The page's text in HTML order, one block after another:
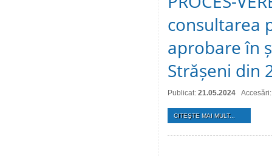
consultarea
aprobare în
Strășeni din
Publicat: 21.05.2024
CITEŞTE MAI MULT...